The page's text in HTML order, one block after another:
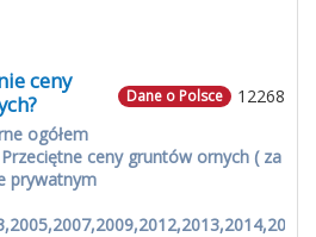
12268
Dane o Polsce
ceny
ogółem
ceny gruntów ornych ( za
prywatnym